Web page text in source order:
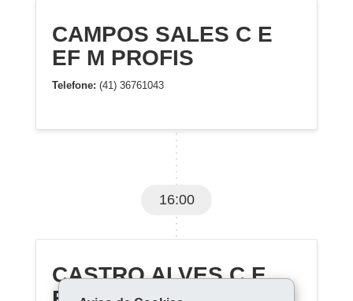
CAMPOS SALES C E
EF M PROFIS
Telefone: (41) 36761043
16:00
CASTRO ALVES C E